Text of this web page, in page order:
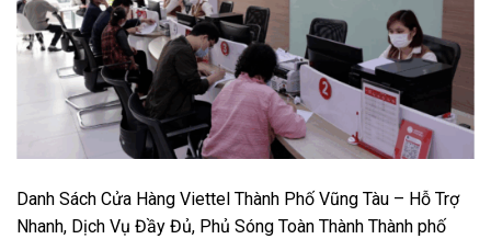
Danh Sách Cửa Hàng Viettel Thành Phố Vũng Tàu – Hỗ Trợ
Nhanh, Dịch Vụ Đầy Đủ, Phủ Sóng Toàn Thành Thành phố